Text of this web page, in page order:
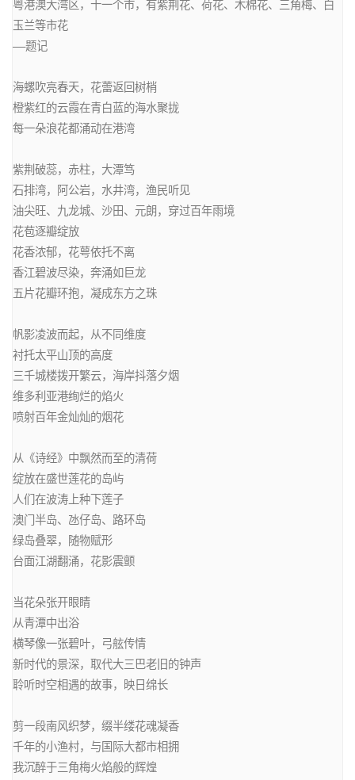
粤港澳大湾区，十一个市，有紫荆花、荷花、木棉花、三角梅、白
玉兰等市花
——题记
海螺吹亮春天，花蕾返回树梢
橙紫红的云霞在青白蓝的海水聚拢
每一朵浪花都涌动在港湾
紫荆破蕊，赤柱，大潭笃
石排湾，阿公岩，水井湾，渔民听见
油尖旺、九龙城、沙田、元朗，穿过百年雨境
花苞逐瓣绽放
花香浓郁，花萼依托不离
香江碧波尽染，奔涌如巨龙
五片花瓣环抱，凝成东方之珠
帆影凌波而起，从不同维度
衬托太平山顶的高度
三千城楼拨开繁云，海岸抖落夕烟
维多利亚港绚烂的焰火
喷射百年金灿灿的烟花
从《诗经》中飘然而至的清荷
绽放在盛世莲花的岛屿
人们在波涛上种下莲子
澳门半岛、氹仔岛、路环岛
绿岛叠翠，随物赋形
台面江湖翻涌，花影震颤
当花朵张开眼睛
从青潭中出浴
横琴像一张碧叶，弓舷传情
新时代的景深，取代大三巴老旧的钟声
聆听时空相遇的故事，映日绵长
剪一段南风织梦，缀半缕花魂凝香
千年的小渔村，与国际大都市相拥
我沉醉于三角梅火焰般的辉煌